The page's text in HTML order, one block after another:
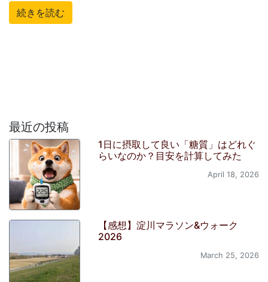
続きを読む
最近の投稿
1日に摂取して良い「糖質」はどれぐ
らいなのか？目安を計算してみた
April 18, 2026
【感想】淀川マラソン&ウォーク
2026
March 25, 2026